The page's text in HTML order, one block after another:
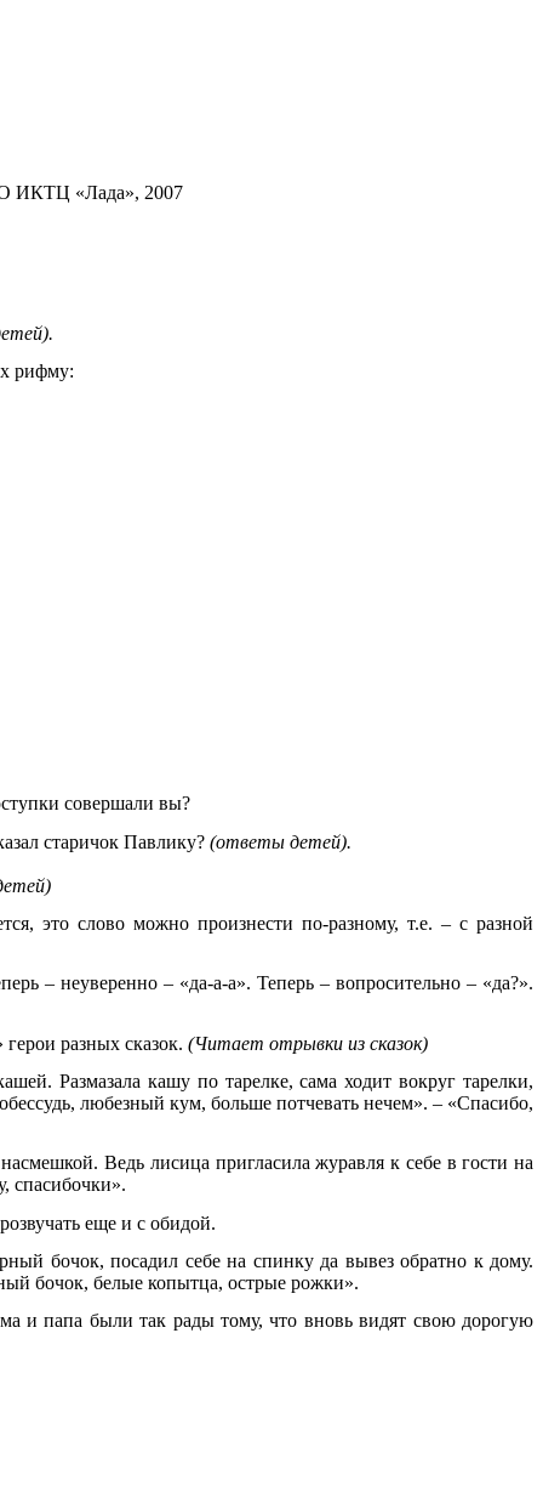
ИКТЦ «Лада», 2007
рифму:
совершали вы?
старичок Павлику? (ответы детей).
это слово можно произнести по-разному, т.е. – с разной
– неуверенно – «да-а-а». Теперь – вопросительно – «да?».
разных сказок. (Читает отрывки из сказок)
Размазала кашу по тарелке, сама ходит вокруг тарелки,
любезный кум, больше потчевать нечем». – «Спасибо,
Ведь лисица пригласила журавля к себе в гости на
спасибочки».
еще и с обидой.
бочок, посадил себе на спинку да вывез обратно к дому.
бочок, белые копытца, острые рожки».
и папа были так рады тому, что вновь видят свою дорогую